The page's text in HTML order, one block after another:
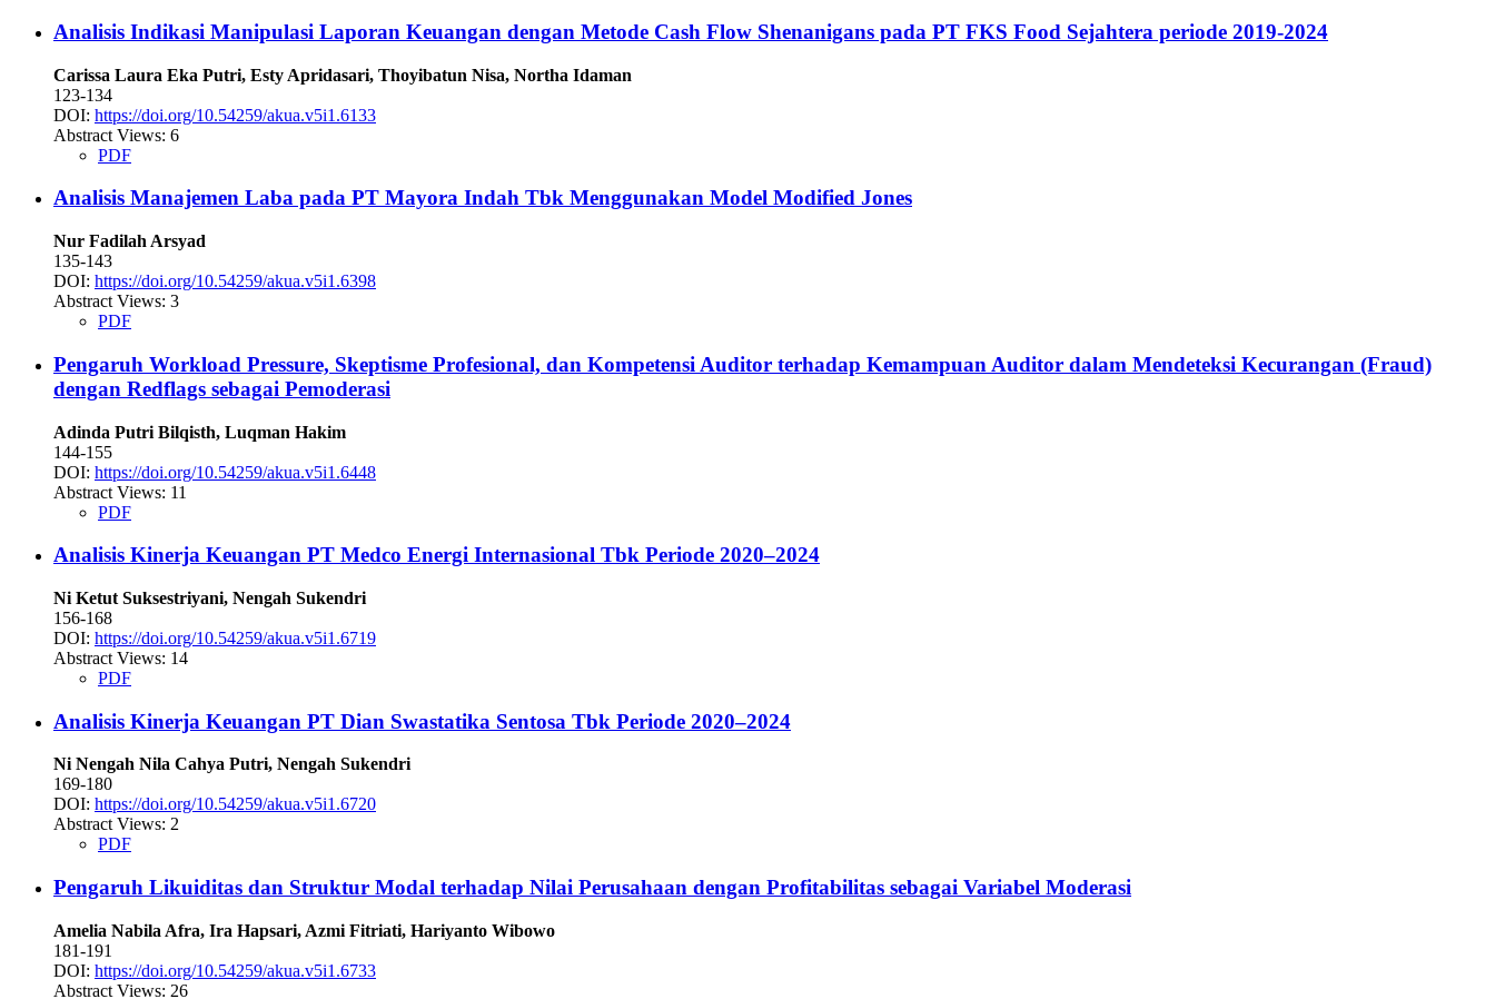
Analisis Indikasi Manipulasi Laporan Keuangan dengan Metode Cash Flow Shenanigans pada PT FKS Food Sejahtera periode 2019-2024
Carissa Laura Eka Putri, Esty Apridasari, Thoyibatun Nisa, Northa Idaman
123-134
DOI: https://doi.org/10.54259/akua.v5i1.6133
Abstract Views: 6
PDF
Analisis Manajemen Laba pada PT Mayora Indah Tbk Menggunakan Model Modified Jones
Nur Fadilah Arsyad
135-143
DOI: https://doi.org/10.54259/akua.v5i1.6398
Abstract Views: 3
PDF
Pengaruh Workload Pressure, Skeptisme Profesional, dan Kompetensi Auditor terhadap Kemampuan Auditor dalam Mendeteksi Kecurangan (Fraud)
dengan Redflags sebagai Pemoderasi
Adinda Putri Bilqisth, Luqman Hakim
144-155
DOI: https://doi.org/10.54259/akua.v5i1.6448
Abstract Views: 11
PDF
Analisis Kinerja Keuangan PT Medco Energi Internasional Tbk Periode 2020–2024
Ni Ketut Suksestriyani, Nengah Sukendri
156-168
DOI: https://doi.org/10.54259/akua.v5i1.6719
Abstract Views: 14
PDF
Analisis Kinerja Keuangan PT Dian Swastatika Sentosa Tbk Periode 2020–2024
Ni Nengah Nila Cahya Putri, Nengah Sukendri
169-180
DOI: https://doi.org/10.54259/akua.v5i1.6720
Abstract Views: 2
PDF
Pengaruh Likuiditas dan Struktur Modal terhadap Nilai Perusahaan dengan Profitabilitas sebagai Variabel Moderasi
Amelia Nabila Afra, Ira Hapsari, Azmi Fitriati, Hariyanto Wibowo
181-191
DOI: https://doi.org/10.54259/akua.v5i1.6733
Abstract Views: 26